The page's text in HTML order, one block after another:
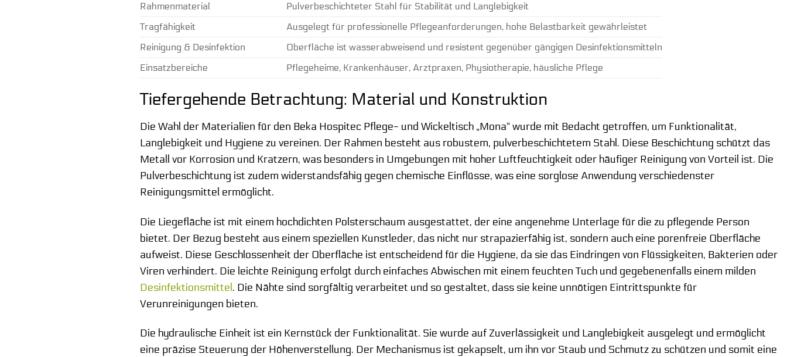
Rahmenmaterial
Pulverbeschichteter Stahl für Stabilität und Langlebigkeit
Tragfähigkeit
Ausgelegt für professionelle Pflegeanforderungen, hohe Belastbarkeit gewährleistet
Reinigung & Desinfektion
Oberfläche ist wasserabweisend und resistent gegenüber gängigen Desinfektionsmitteln
Einsatzbereiche
Pflegeheime, Krankenhäuser, Arztpraxen, Physiotherapie, häusliche Pflege
Tiefergehende Betrachtung: Material und Konstruktion
Die Wahl der Materialien für den Beka Hospitec Pflege- und Wickeltisch „Mona“ wurde mit Bedacht getroffen, um Funktionalität,
Langlebigkeit und Hygiene zu vereinen. Der Rahmen besteht aus robustem, pulverbeschichtetem Stahl. Diese Beschichtung schützt das
Metall vor Korrosion und Kratzern, was besonders in Umgebungen mit hoher Luftfeuchtigkeit oder häufiger Reinigung von Vorteil ist. Die
Pulverbeschichtung ist zudem widerstandsfähig gegen chemische Einflüsse, was eine sorglose Anwendung verschiedenster
Reinigungsmittel ermöglicht.
Die Liegefläche ist mit einem hochdichten Polsterschaum ausgestattet, der eine angenehme Unterlage für die zu pflegende Person
bietet. Der Bezug besteht aus einem speziellen Kunstleder, das nicht nur strapazierfähig ist, sondern auch eine porenfreie Oberfläche
aufweist. Diese Geschlossenheit der Oberfläche ist entscheidend für die Hygiene, da sie das Eindringen von Flüssigkeiten, Bakterien oder
Viren verhindert. Die leichte Reinigung erfolgt durch einfaches Abwischen mit einem feuchten Tuch und gegebenenfalls einem milden
Desinfektionsmittel. Die Nähte sind sorgfältig verarbeitet und so gestaltet, dass sie keine unnötigen Eintrittspunkte für
Verunreinigungen bieten.
Die hydraulische Einheit ist ein Kernstück der Funktionalität. Sie wurde auf Zuverlässigkeit und Langlebigkeit ausgelegt und ermöglicht
eine präzise Steuerung der Höhenverstellung. Der Mechanismus ist gekapselt, um ihn vor Staub und Schmutz zu schützen und somit eine